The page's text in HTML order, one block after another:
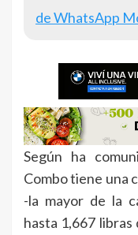
de WhatsApp
Según ha
Combo tiene una
-la mayor de la
hasta 1,667